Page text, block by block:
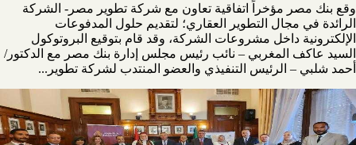
وقع بنك مصر مؤخراً اتفاقية تعاون مع شركة تطوير مصر- الشركة
الرائدة في مجال التطوير العقاري؛ لتقديم حلول المدفوعات
الإلكترونية داخل مشروعات الشركة، وقد قام بتوقيع البروتوكول
السيد عاكف المغربي – نائب رئيس مجلس إدارة بنك مصر مع الدكتور/
أحمد شلبي – الرئيس التنفيذي والعضو المنتدب لشركة تطوير...